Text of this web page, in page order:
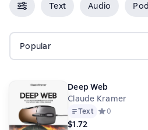
Text Audio
Popular
Deep Web
Claude Kramer
Text Средний
0
$1.72